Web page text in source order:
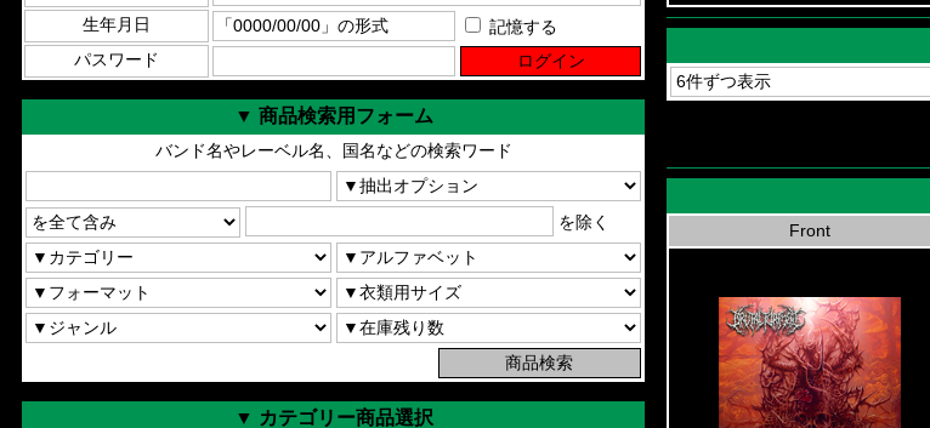
生年月日
記憶する
パスワード
▼ 商品検索用フォーム
バンド名やレーベル名、国名などの検索ワード
を除く
▼ カテゴリー商品選択
Front